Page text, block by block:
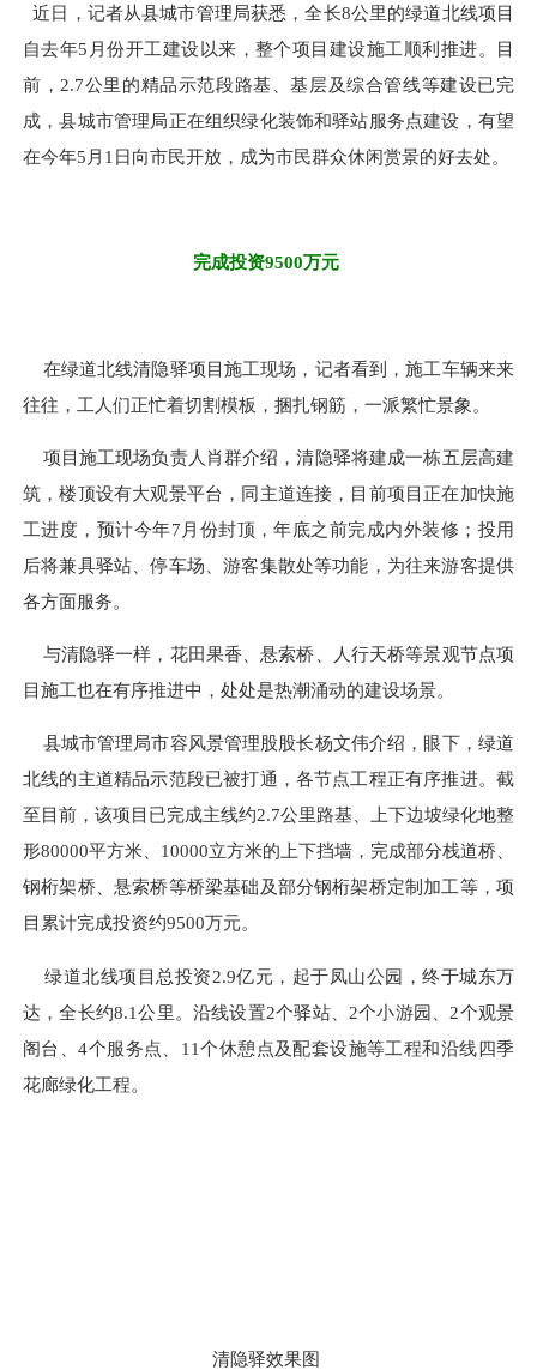
近日，记者从县城市管理局获悉，全长8公里的绿道北线项目
自去年5月份开工建设以来，整个项目建设施工顺利推进。目
前，2.7公里的精品示范段路基、基层及综合管线等建设已完
成，县城市管理局正在组织绿化装饰和驿站服务点建设，有望
在今年5月1日向市民开放，成为市民群众休闲赏景的好去处。
完成投资9500万元
在绿道北线清隐驿项目施工现场，记者看到，施工车辆来来
往往，工人们正忙着切割模板，捆扎钢筋，一派繁忙景象。
项目施工现场负责人肖群介绍，清隐驿将建成一栋五层高建
筑，楼顶设有大观景平台，同主道连接，目前项目正在加快施
工进度，预计今年7月份封顶，年底之前完成内外装修；投用
后将兼具驿站、停车场、游客集散处等功能，为往来游客提供
各方面服务。
与清隐驿一样，花田果香、悬索桥、人行天桥等景观节点项
目施工也在有序推进中，处处是热潮涌动的建设场景。
县城市管理局市容风景管理股股长杨文伟介绍，眼下，绿道
北线的主道精品示范段已被打通，各节点工程正有序推进。截
至目前，该项目已完成主线约2.7公里路基、上下边坡绿化地整
形80000平方米、10000立方米的上下挡墙，完成部分栈道桥、
钢桁架桥、悬索桥等桥梁基础及部分钢桁架桥定制加工等，项
目累计完成投资约9500万元。
绿道北线项目总投资2.9亿元，起于凤山公园，终于城东万
达，全长约8.1公里。沿线设置2个驿站、2个小游园、2个观景
阁台、4个服务点、11个休憩点及配套设施等工程和沿线四季
花廊绿化工程。
清隐驿效果图